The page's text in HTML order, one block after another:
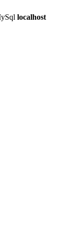
localhost